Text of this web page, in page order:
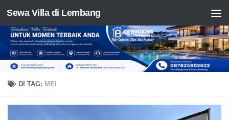
Skip to content
Sewa Villa di Lembang
DI TAG: MEI